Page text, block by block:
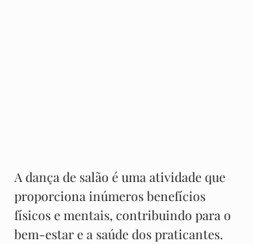
A dança de salão é uma atividade que
proporciona inúmeros benefícios
físicos e mentais, contribuindo para o
bem-estar e a saúde dos praticantes.